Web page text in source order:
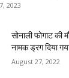
2023
सोनाली फोगाट की
नामक ड्रग दिया
August 27, 2022